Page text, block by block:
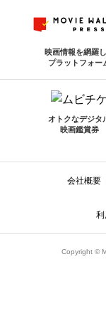
映画情報を網羅
プラットフォー
オトクなデジタ
映画鑑賞券
会社概要
Copyright ©